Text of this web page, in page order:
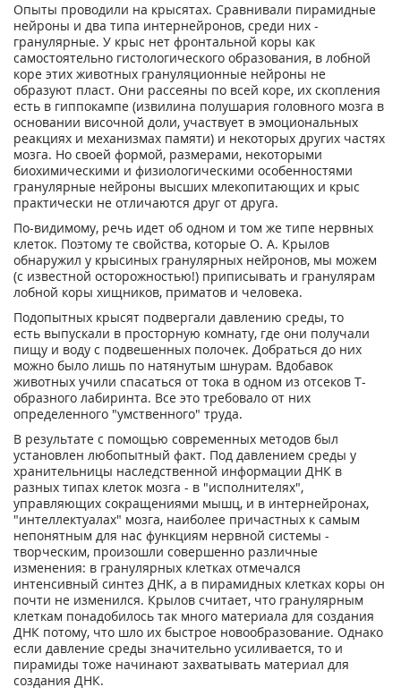
Опыты проводили на крысятах. Сравнивали пирамидные
нейроны и два типа интернейронов, среди них -
гранулярные. У крыс нет фронтальной коры как
самостоятельно гистологического образования, в лобной
коре этих животных грануляционные нейроны не
образуют пласт. Они рассеяны по всей коре, их скопления
есть в гиппокампе (извилина полушария головного мозга в
основании височной доли, участвует в эмоциональных
реакциях и механизмах памяти) и некоторых других частях
мозга. Но своей формой, размерами, некоторыми
биохимическими и физиологическими особенностями
гранулярные нейроны высших млекопитающих и крыс
практически не отличаются друг от друга.
По-видимому, речь идет об одном и том же типе нервных
клеток. Поэтому те свойства, которые О. А. Крылов
обнаружил у крысиных гранулярных нейронов, мы можем
(с известной осторожностью!) приписывать и гранулярам
лобной коры хищников, приматов и человека.
Подопытных крысят подвергали давлению среды, то
есть выпускали в просторную комнату, где они получали
пищу и воду с подвешенных полочек. Добраться до них
можно было лишь по натянутым шнурам. Вдобавок
животных учили спасаться от тока в одном из отсеков Т-
образного лабиринта. Все это требовало от них
определенного "умственного" труда.
В результате с помощью современных методов был
установлен любопытный факт. Под давлением среды у
хранительницы наследственной информации ДНК в
разных типах клеток мозга - в "исполнителях",
управляющих сокращениями мышц, и в интернейронах,
"интеллектуалах" мозга, наиболее причастных к самым
непонятным для нас функциям нервной системы -
творческим, произошли совершенно различные
изменения: в гранулярных клетках отмечался
интенсивный синтез ДНК, а в пирамидных клетках коры он
почти не изменился. Крылов считает, что гранулярным
клеткам понадобилось так много материала для создания
ДНК потому, что шло их быстрое новообразование. Однако
если давление среды значительно усиливается, то и
пирамиды тоже начинают захватывать материал для
создания ДНК.